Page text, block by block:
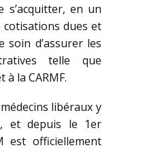
s’acquitter, en un
cotisations dues et
soin d’assurer les
telle que
à la CARMF.
libéraux y
et depuis le 1er
est officiellement